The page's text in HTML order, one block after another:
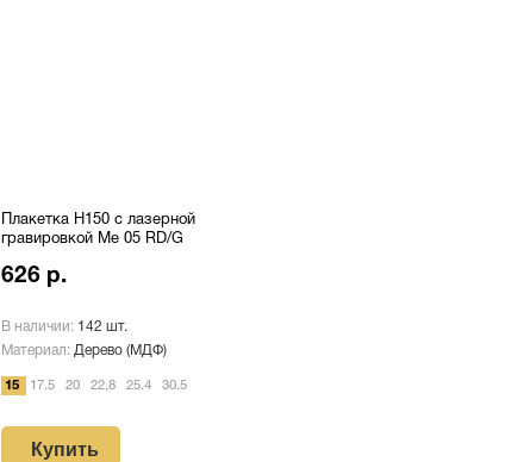
Плакетка H150 с лазерной
гравировкой Me 05 RD/G
626 р.
В наличии: 142 шт.
Материал: Дерево (МДФ)
15 17.5 20 22,8 25.4 30.5
Купить